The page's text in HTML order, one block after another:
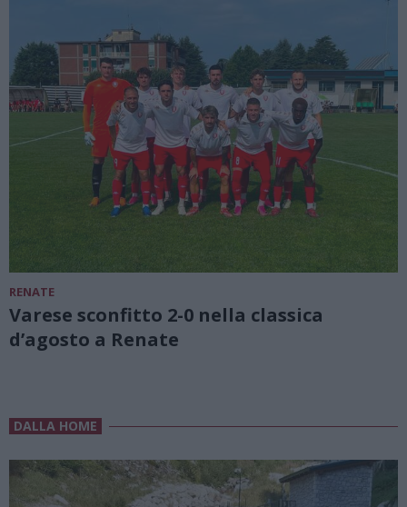
RENATE
Varese sconfitto 2-0 nella classica
d’agosto a Renate
DALLA HOME